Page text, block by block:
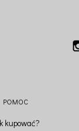
POMOC
kupować?